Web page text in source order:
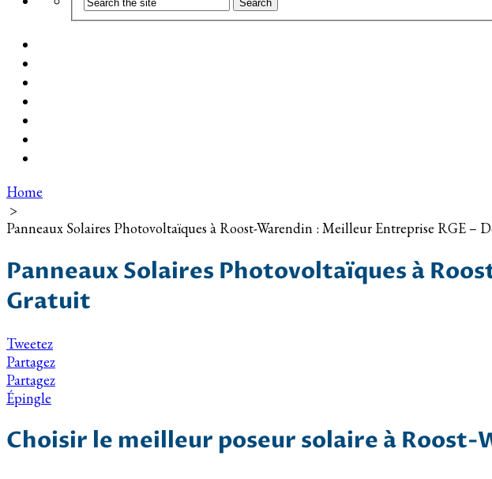
Home
>
Panneaux Solaires Photovoltaïques à Roost-Warendin : Meilleur Entreprise RGE –
Panneaux Solaires Photovoltaïques à
Gratuit
Tweetez
Partagez
Partagez
Épingle
Choisir le meilleur poseur solaire à Roost-